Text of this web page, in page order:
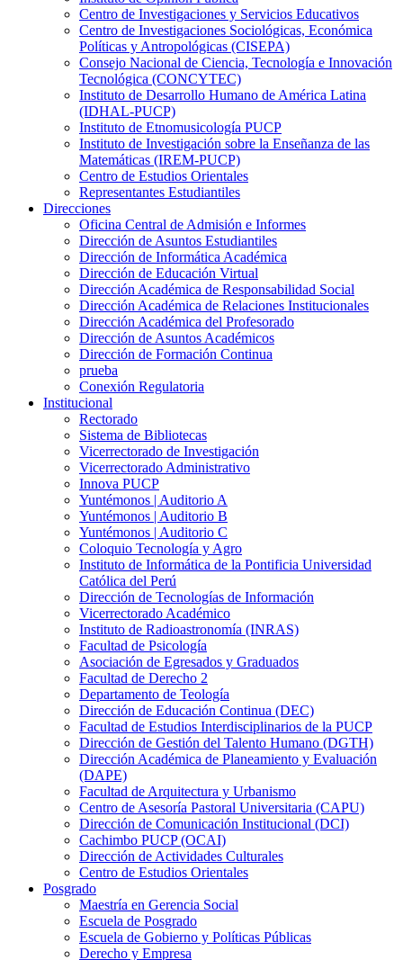
Centro de Investigaciones y Servicios Educativos
Centro de Investigaciones Sociológicas, Económica
Políticas y Antropológicas (CISEPA)
Consejo Nacional de Ciencia, Tecnología e Innovación
Tecnológica (CONCYTEC)
Instituto de Desarrollo Humano de América Latina
(IDHAL-PUCP)
Instituto de Etnomusicología PUCP
Instituto de Investigación sobre la Enseñanza de las
Matemáticas (IREM-PUCP)
Centro de Estudios Orientales
Representantes Estudiantiles
Direcciones
Oficina Central de Admisión e Informes
Dirección de Asuntos Estudiantiles
Dirección de Informática Académica
Dirección de Educación Virtual
Dirección Académica de Responsabilidad Social
Dirección Académica de Relaciones Institucionales
Dirección Académica del Profesorado
Dirección de Asuntos Académicos
Dirección de Formación Continua
prueba
Conexión Regulatoria
Institucional
Rectorado
Sistema de Bibliotecas
Vicerrectorado de Investigación
Vicerrectorado Administrativo
Innova PUCP
Yuntémonos | Auditorio A
Yuntémonos | Auditorio B
Yuntémonos | Auditorio C
Coloquio Tecnología y Agro
Instituto de Informática de la Pontificia Universidad
Católica del Perú
Dirección de Tecnologías de Información
Vicerrectorado Académico
Instituto de Radioastronomía (INRAS)
Facultad de Psicología
Asociación de Egresados y Graduados
Facultad de Derecho 2
Departamento de Teología
Dirección de Educación Continua (DEC)
Facultad de Estudios Interdisciplinarios de la PUCP
Dirección de Gestión del Talento Humano (DGTH)
Dirección Académica de Planeamiento y Evaluación
(DAPE)
Facultad de Arquitectura y Urbanismo
Centro de Asesoría Pastoral Universitaria (CAPU)
Dirección de Comunicación Institucional (DCI)
Cachimbo PUCP (OCAI)
Dirección de Actividades Culturales
Centro de Estudios Orientales
Posgrado
Maestría en Gerencia Social
Escuela de Posgrado
Escuela de Gobierno y Políticas Públicas
Derecho y Empresa